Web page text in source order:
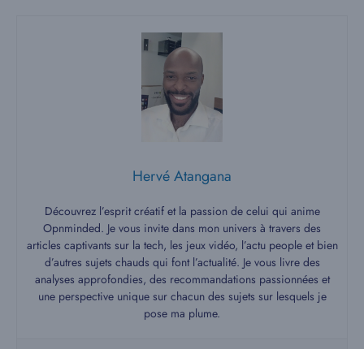
Hervé Atangana
Découvrez l’esprit créatif et la passion de celui qui anime
Opnminded. Je vous invite dans mon univers à travers des
articles captivants sur la tech, les jeux vidéo, l’actu people et bien
d’autres sujets chauds qui font l’actualité. Je vous livre des
analyses approfondies, des recommandations passionnées et
une perspective unique sur chacun des sujets sur lesquels je
pose ma plume.